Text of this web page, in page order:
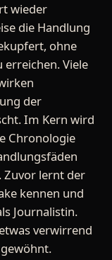
wieder
die Handlung
ohne
erreichen. Viele
der
Im Kern wird
Chronologie
Zuvor lernt der
kennen und
Journalistin.
verwirrend